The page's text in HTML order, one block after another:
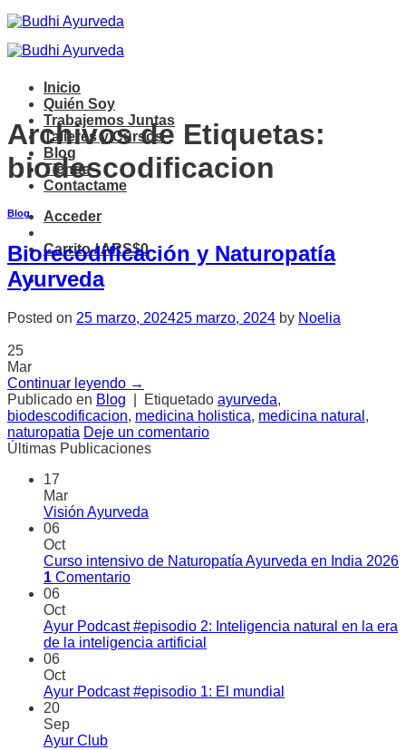
Saltar
al
contenido
Inicio
Quién Soy
Trabajemos Juntas
Talleres y Cursos
Blog
Tienda
Contactame
Acceder
Carrito /ARS$0
Archivos de Etiquetas:
biodescodificacion
Blog
Biorecodificación y Naturopatía
Ayurveda
Posted on 25 marzo, 202425 marzo, 2024 by Noelia
25
Mar
Continuar leyendo →
Publicado en Blog Etiquetado ayurveda,
biodescodificacion, medicina holistica, medicina natural ,
naturopatia Deje un comentario
Últimas Publicaciones
17
Mar
Visión Ayurveda
06
Oct
Curso intensivo de Naturopatía Ayurveda en India 2026
1 Comentario
06
Oct
Ayur Podcast #episodio 2: Inteligencia natural en la era
de la inteligencia artificial
06
Oct
Ayur Podcast #episodio 1: El mundial
20
Sep
Ayur Club